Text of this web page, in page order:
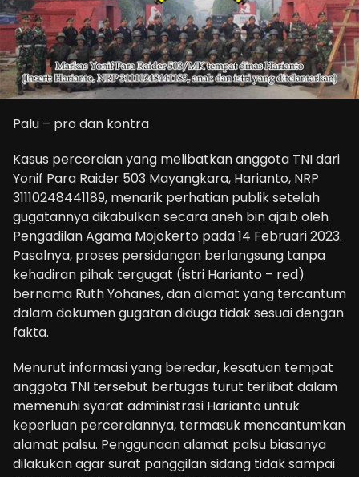
Palu – pro dan kontra
Kasus perceraian yang melibatkan anggota TNI dari
Yonif Para Raider 503 Mayangkara, Harianto, NRP
31110248441189, menarik perhatian publik setelah
gugatannya dikabulkan secara aneh bin ajaib oleh
Pengadilan Agama Mojokerto pada 14 Februari 2023.
Pasalnya, proses persidangan berlangsung tanpa
kehadiran pihak tergugat (istri Harianto – red)
bernama Ruth Yohanes, dan alamat yang tercantum
dalam dokumen gugatan diduga tidak sesuai dengan
fakta.
Menurut informasi yang beredar, kesatuan tempat
anggota TNI tersebut bertugas turut terlibat dalam
memenuhi syarat administrasi Harianto untuk
keperluan perceraiannya, termasuk mencantumkan
alamat palsu. Penggunaan alamat palsu biasanya
dilakukan agar surat panggilan sidang tidak sampai